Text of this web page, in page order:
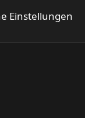
Einstellungen